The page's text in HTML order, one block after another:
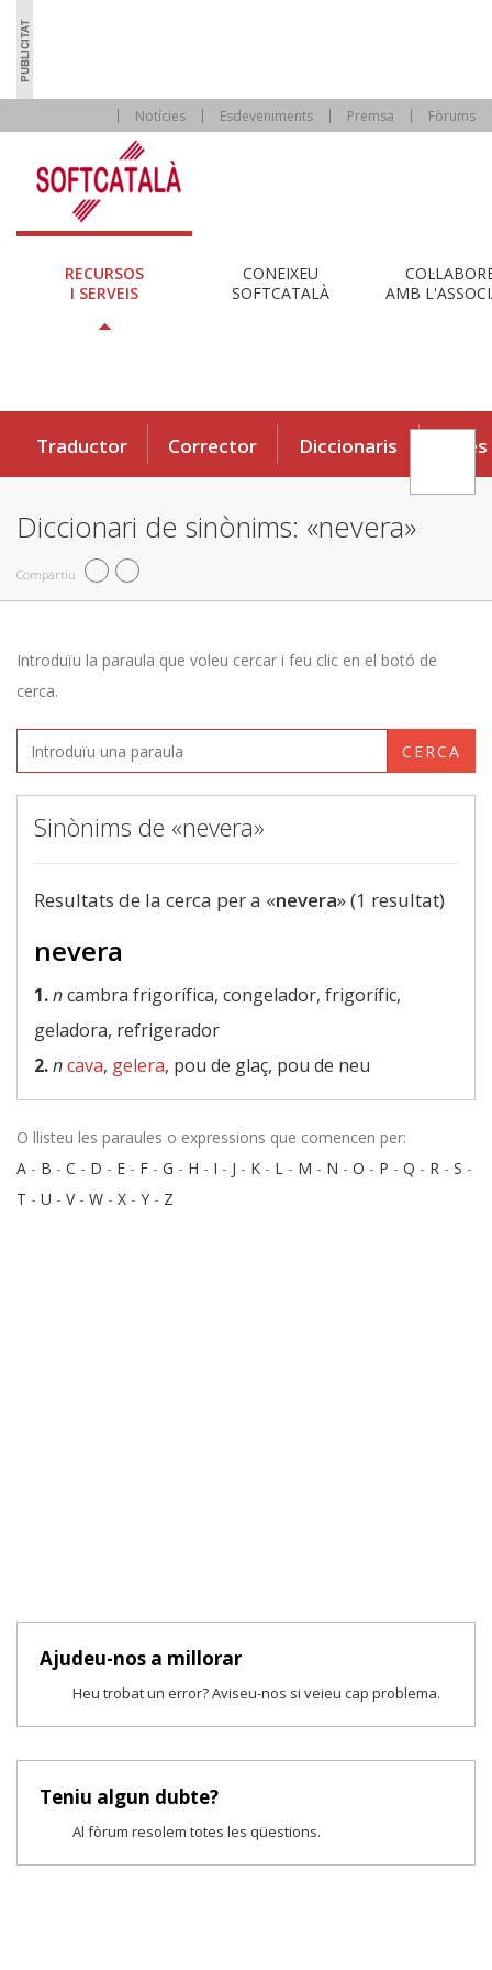
Notícies Esdeveniments Premsa Fòrums
RECURSOS
I SERVEIS
CONEIXEU
SOFTCATALÀ
AMB
Traductor Corrector Diccionaris Eines
Diccionari de sinònims: «nevera»
Compartiu
Introduïu la paraula que voleu cercar i feu clic en el botó de
cerca.
CERCA
Sinònims de «nevera»
Resultats de la cerca per a «nevera» (1 resultat)
nevera
1.ncambra frigorífica, congelador, frigorífic,
geladora, refrigerador
2.ncava, gelera, pou de glaç, pou de neu
O llisteu les paraules o expressions que comencen per:
A - B - C - D - E - F - G - H - I - J - K - L - M - N - O - P - Q - R - S -
T - U - V- W - X - Y - Z
Ajudeu-nos a millorar
Heu trobat un error? Aviseu-nos si veieu cap problema.
Teniu algun dubte?
Al fòrum resolem totes les qüestions.